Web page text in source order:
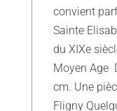
convient
Sainte
du XIXe
Moyen Age
cm. Une
Fligny